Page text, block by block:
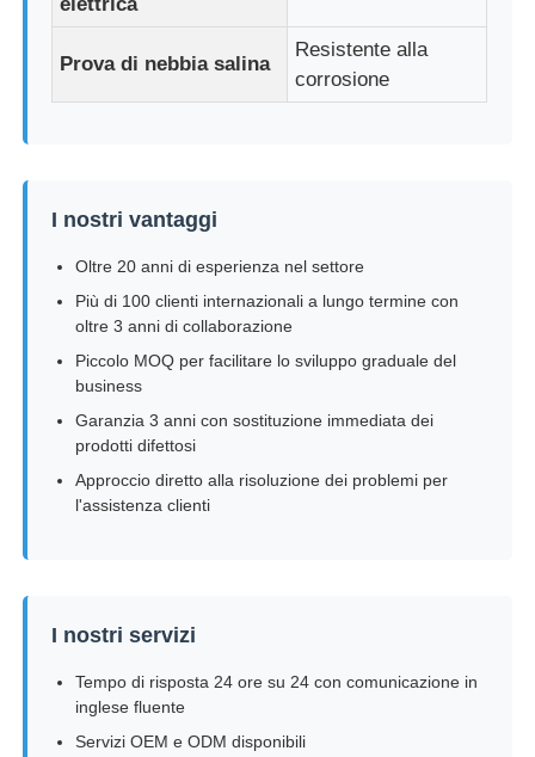
Schermo di visualizzazione trasparente
Prova di nebbia salina
Resistente alla
corrosione
I nostri vantaggi
Oltre 20 anni di esperienza nel settore
Più di 100 clienti internazionali a lungo termine con
oltre 3 anni di collaborazione
Piccolo MOQ per facilitare lo sviluppo graduale del
business
Garanzia 3 anni con sostituzione immediata dei
prodotti difettosi
Approccio diretto alla risoluzione dei problemi per
l'assistenza clienti
I nostri servizi
Tempo di risposta 24 ore su 24 con comunicazione in
inglese fluente
Servizi OEM e ODM disponibili